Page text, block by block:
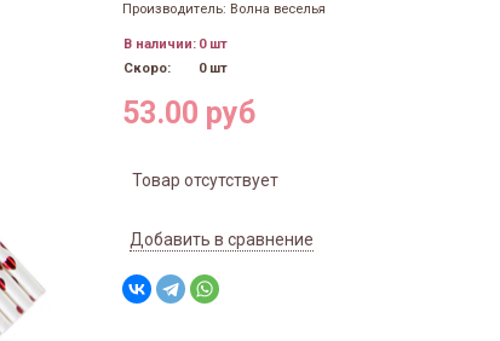
Производитель: Волна веселья
В наличии: 0 шт
Скоро:
0 шт
53.00 руб
Товар отсутствует
Добавить в сравнение